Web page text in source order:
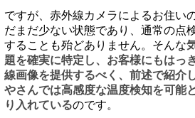
ですが、赤外線カメラによるお住い
だまだ少ない状態であり、通常の点
することも殆どありません。そんな
題を確実に特定し、お客様にもはっ
線画像を提供するべく、前述で紹介
やさんでは高感度な温度検知を可能
り入れているのです。